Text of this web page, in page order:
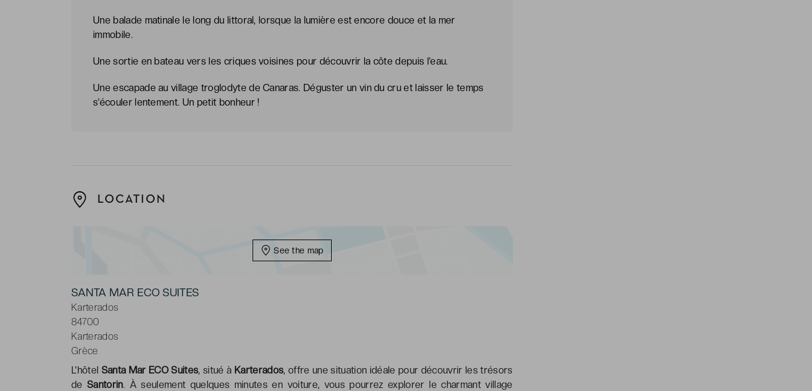
Une balade matinale le long du littoral, lorsque la lumière est encore douce et la mer
immobile.
Une sortie en bateau vers les criques voisines pour découvrir la côte depuis l’eau.
Une escapade au village troglodyte de Canaras. Déguster un vin du cru et laisser le temps
s’écouler lentement. Un petit bonheur !
LOCATION
See the map
SANTA MAR ECO SUITES
Karterados
84700
Karterados
Grèce
L'hôtel Santa Mar ECO Suites, situé à Karterados, offre une situation idéale pour découvrir les trésors
deSantorin. À seulement quelques minutes en voiture, vous pourrez explorer le charmant village